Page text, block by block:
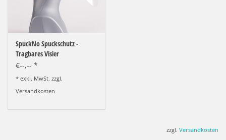
SpuckNo Spuckschutz -
Tragbares Visier
€--,-- *
* exkl. MwSt. zzgl.
Versandkosten
zzgl. Versandkosten